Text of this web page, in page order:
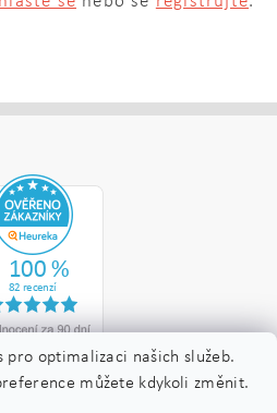
pro optimalizaci našich služeb.
můžete kdykoli změnit.